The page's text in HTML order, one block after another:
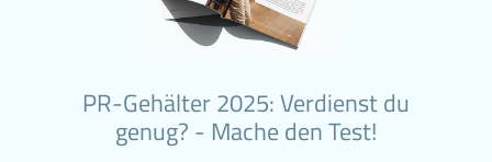
PR-Gehälter 2025: Verdienst du
genug? - Mache den Test!